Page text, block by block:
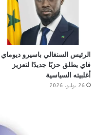
الرئيس السنغالي باسيرو ديوماي
فاي يطلق حزبًا جديدًا لتعزيز
أغلبيته السياسية
26 يوليو، 2026